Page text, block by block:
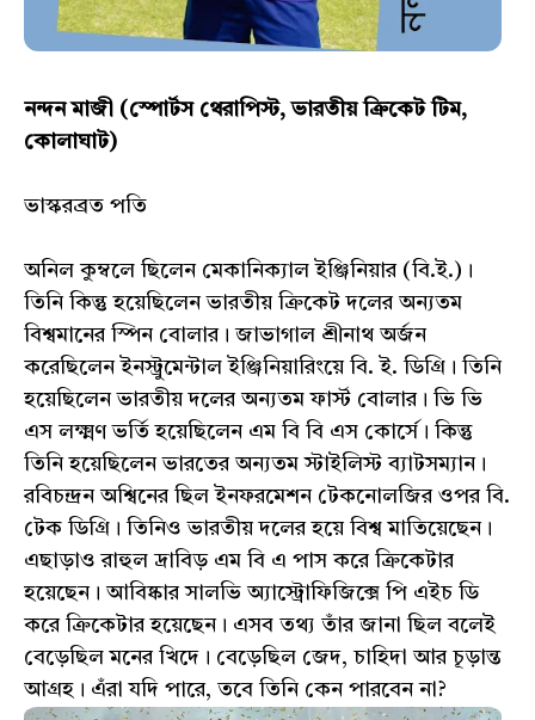
নন্দন মাজী (স্পোর্টস থেরাপিস্ট, ভারতীয় ক্রিকেট টিম,
কোলাঘাট)
ভাস্করব্রত পতি
অনিল কুম্বলে ছিলেন মেকানিক্যাল ইঞ্জিনিয়ার (বি.ই.)।
তিনি কিন্তু হয়েছিলেন ভারতীয় ক্রিকেট দলের অন্যতম
বিশ্বমানের স্পিন বোলার। জাভাগাল শ্রীনাথ অর্জন
করেছিলেন ইনস্ট্রুমেন্টাল ইঞ্জিনিয়ারিংয়ে বি. ই. ডিগ্রি। তিনি
হয়েছিলেন ভারতীয় দলের অন্যতম ফার্স্ট বোলার। ভি ভি
এস লক্ষ্মণ ভর্তি হয়েছিলেন এম বি বি এস কোর্সে। কিন্তু
তিনি হয়েছিলেন ভারতের অন্যতম স্টাইলিস্ট ব্যাটসম্যান।
রবিচন্দ্রন অশ্বিনের ছিল ইনফরমেশন টেকনোলজির ওপর বি.
টেক ডিগ্রি। তিনিও ভারতীয় দলের হয়ে বিশ্ব মাতিয়েছেন।
এছাড়াও রাহুল দ্রাবিড় এম বি এ পাস করে ক্রিকেটার
হয়েছেন। আবিষ্কার সালভি অ্যাস্ট্রোফিজিক্সে পি এইচ ডি
করে ক্রিকেটার হয়েছেন। এসব তথ্য তাঁর জানা ছিল বলেই
বেড়েছিল মনের খিদে। বেড়েছিল জেদ, চাহিদা আর চূড়ান্ত
আগ্রহ। এঁরা যদি পারে, তবে তিনি কেন পারবেন না?